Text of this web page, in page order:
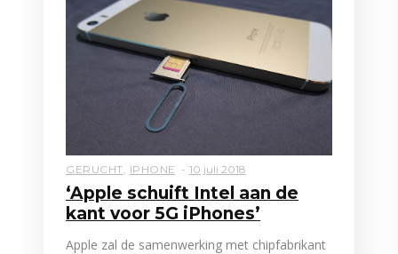
GERUCHT IPHONE 10 juli 2018
‘Apple schuift Intel aan de
kant voor 5G iPhones’
Apple zal de samenwerking met chipfabrikant